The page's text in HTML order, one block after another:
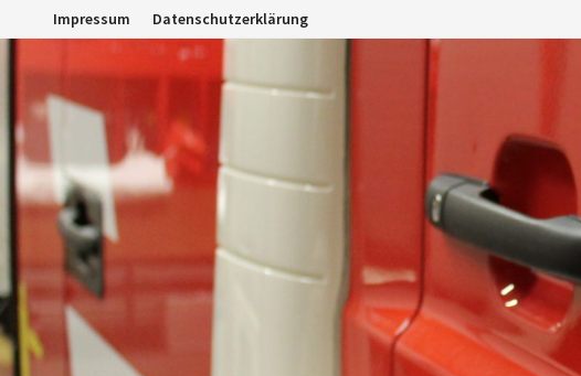
Inhalt
springen
Impressum Datenschutzerklärung